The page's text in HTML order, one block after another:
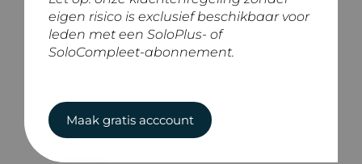
eigen risico is exclusief beschikbaar voor
leden met een SoloPlus- of
SoloCompleet-abonnement.
Maak gratis acccount